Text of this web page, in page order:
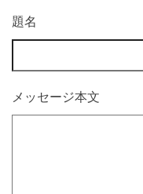
題名
メッセージ本文